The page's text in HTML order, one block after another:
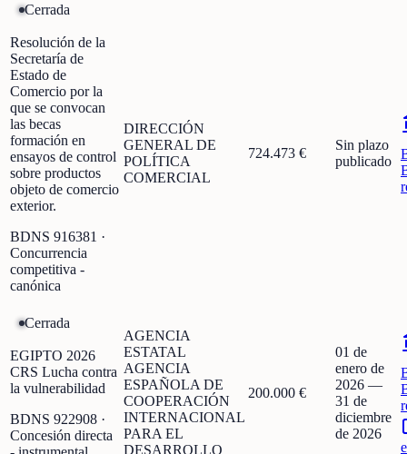
Cerrada
Resolución de la
Secretaría de
Estado de
Comercio por la
que se convocan
las becas
formación en
ensayos de control
sobre productos
objeto de comercio
exterior.
BDNS 916381 ·
Concurrencia
competitiva -
canónica
DIRECCIÓN
GENERAL DE
POLÍTICA
COMERCIAL
724.473 €
Sin plazo
publicado
Cerrada
EGIPTO 2026
CRS Lucha contra
la vulnerabilidad
BDNS 922908 ·
Concesión directa
AGENCIA
ESTATAL
AGENCIA
ESPAÑOLA DE
COOPERACIÓN
INTERNACIONAL
PARA EL
DESARROLLO
200.000 €
01 de
enero de
2026 —
31 de
diciembre
de 2026